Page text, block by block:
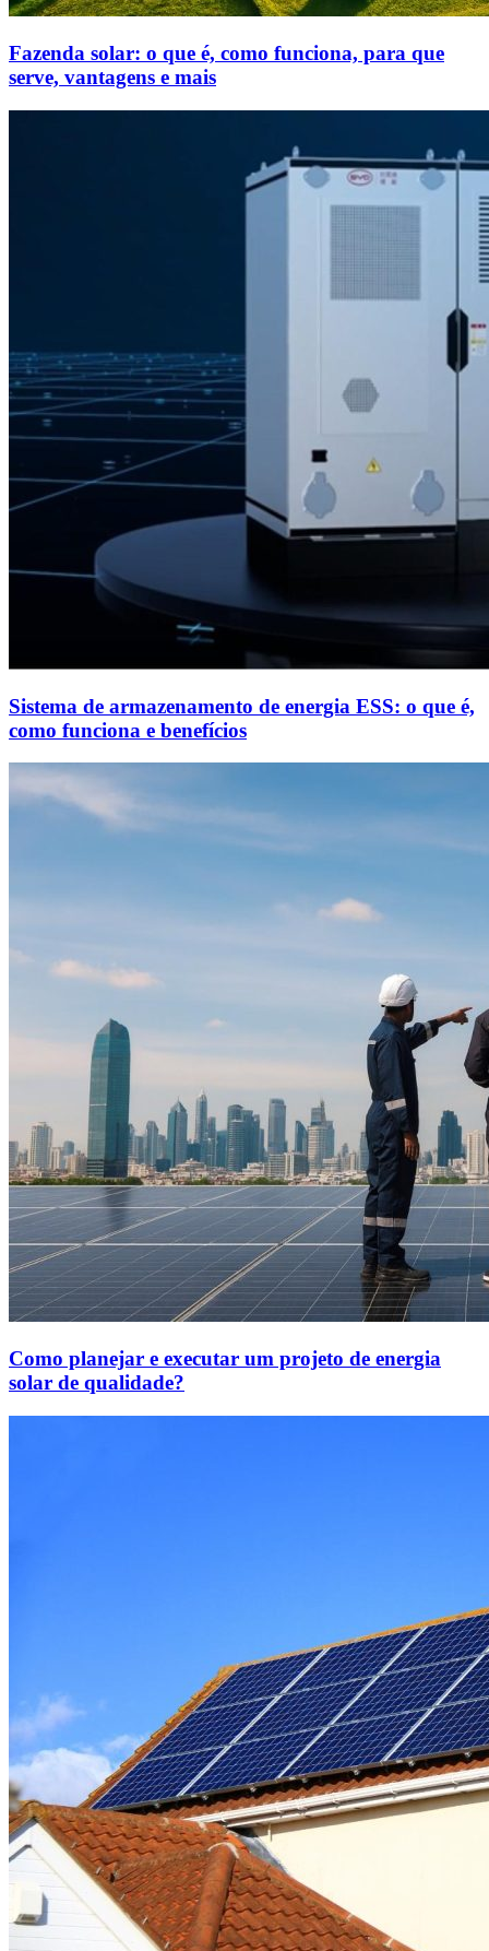
Fazenda solar: o que é, como funciona, para que
serve, vantagens e mais
Sistema de armazenamento de energia ESS: o que é,
como funciona e benefícios
Como planejar e executar um projeto de energia
solar de qualidade?